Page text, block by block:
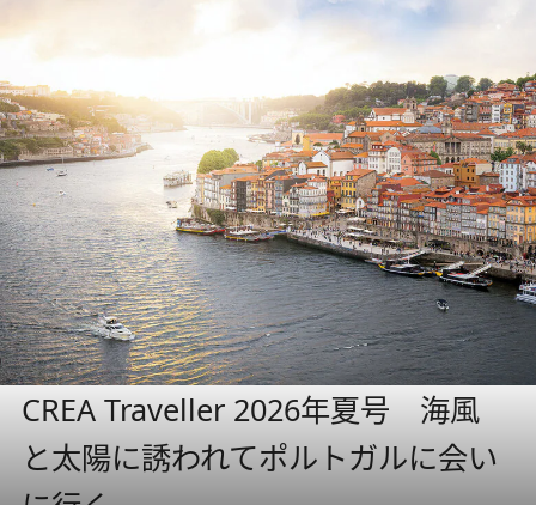
CREA Traveller 2026年夏号 海風
と太陽に誘われてポルトガルに会い